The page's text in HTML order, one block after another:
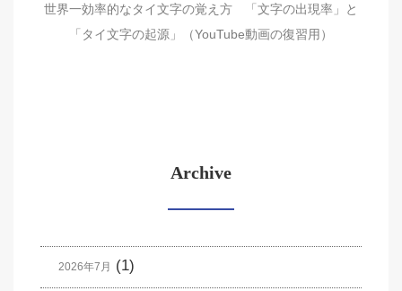
世界一効率的なタイ文字の覚え方 「文字の出現率」と
「タイ文字の起源」（YouTube動画の復習用）
Archive
2026年7月 (1)